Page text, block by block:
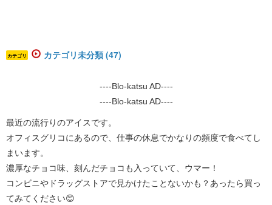
カテゴリ カテゴリ未分類 (47)
----Blo-katsu AD----
----Blo-katsu AD----
最近の流行りのアイスです。
オフィスグリコにあるので、仕事の休息でかなりの頻度で食べてし
まいます。
濃厚なチョコ味、刻んだチョコも入っていて、ウマー！
コンビニやドラッグストアで見かけたことないかも？あったら買っ
てみてください😊